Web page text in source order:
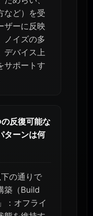
など）を受
ザーに反映
ノイズの多
デバイス上
サポートす
反復可能な
ターンは何
の通りで
築（Build
：オフライ